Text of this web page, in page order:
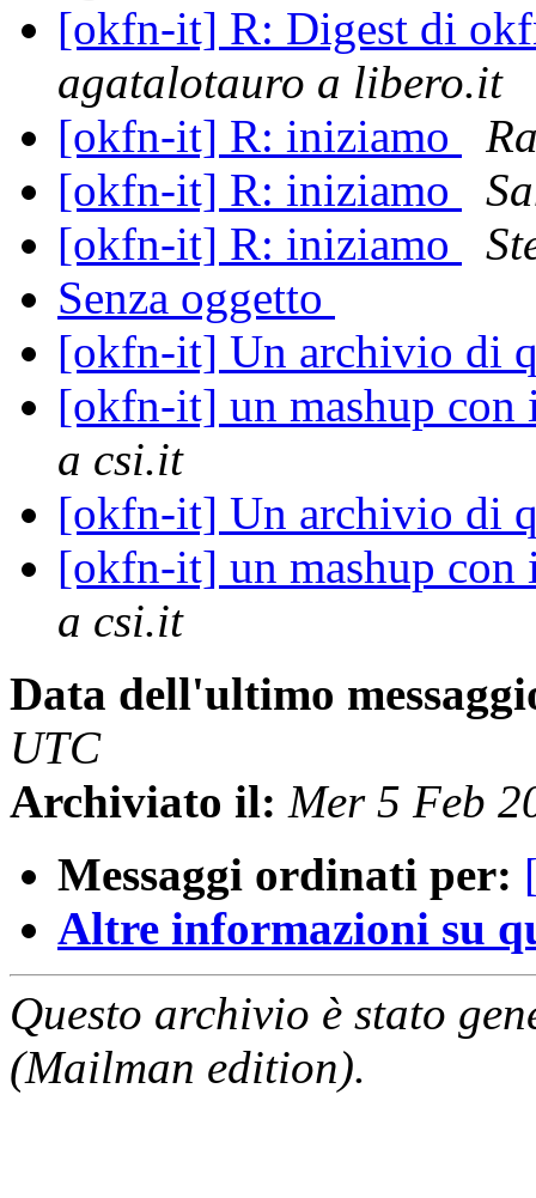
[okfn-it] R: Digest di
agatalotauro a libero.it
[okfn-it] R: iniziamo
[okfn-it] R: iniziamo
[okfn-it] R: iniziamo
Senza oggetto
[okfn-it] Un archivio di
[okfn-it] un mashup
a csi.it
[okfn-it] Un archivio di
[okfn-it] un mashup
a csi.it
Data dell'ultimo
UTC
Archiviato il: Mer 5 Feb
Messaggi ordinati per:
Altre informazioni su
Questo archivio è stato
(Mailman edition).